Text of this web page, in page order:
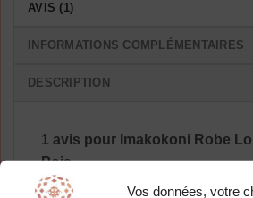
Vos données, votre
AVIS (1)
INFORMATIONS COMPLÉMENTAIRES
DESCRIPTION
1 avis pour Imakokoni Robe
Pois